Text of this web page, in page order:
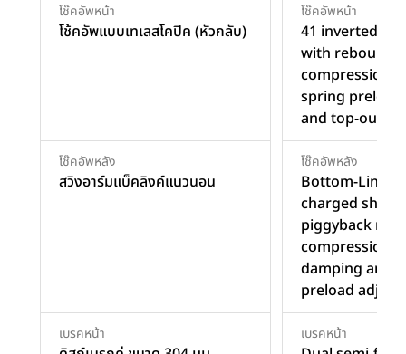
โช๊คอัพหน้า
โช้คอัพแบบเทเลสโคปิค (หัวกลับ)
โช๊คอัพหลัง
สวิงอาร์มแบ็คลิงค์แนวนอน
เบรคหน้า
โช๊คอัพหน้า
41 inverted
with rebound
compression
spring
and top-out
โช๊คอัพหลัง
Bottom-Link
charged
piggyback
compression
damping and
preload
เบรคหน้า